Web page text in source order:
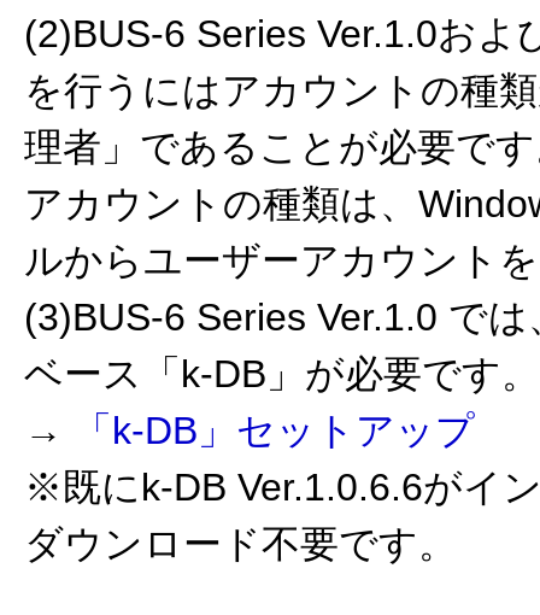
(2)BUS-6 Series Ver.1.0お
を行うにはアカウントの種
理者」であることが必要で
アカウントの種類は、
ルからユーザーアカウント
(3)BUS-6 Series Ver.1.0 で
ベース「k-DB」が必要です。
→
「k-DB」セットアップ
※既にk-DB Ver.1.0.6.6がイ
ダウンロード不要です。